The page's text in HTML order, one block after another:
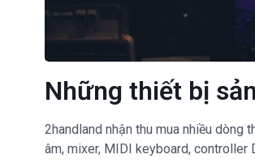
Những thiết bị
2handland nhận thu mua nhiều dòng
âm, mixer, MIDI keyboard, controller